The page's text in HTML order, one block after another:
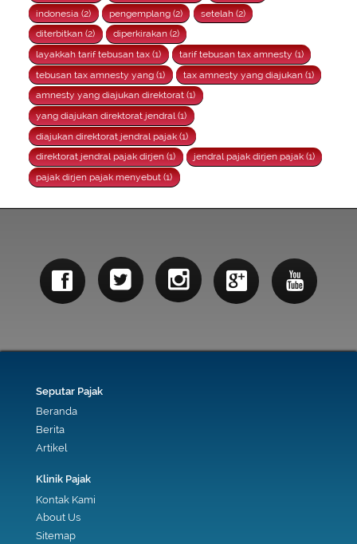
indonesia (2)
pengemplang (2)
setelah (2)
diterbitkan (2)
diperkirakan (2)
layakkah tarif tebusan tax (1)
tarif tebusan tax amnesty (1)
tebusan tax amnesty yang (1)
tax amnesty yang diajukan (1)
amnesty yang diajukan direktorat (1)
yang diajukan direktorat jendral (1)
diajukan direktorat jendral pajak (1)
direktorat jendral pajak dirjen (1)
jendral pajak dirjen pajak (1)
pajak dirjen pajak menyebut (1)
Seputar Pajak
Beranda
Berita
Artikel
Klinik Pajak
Kontak Kami
About Us
Sitemap